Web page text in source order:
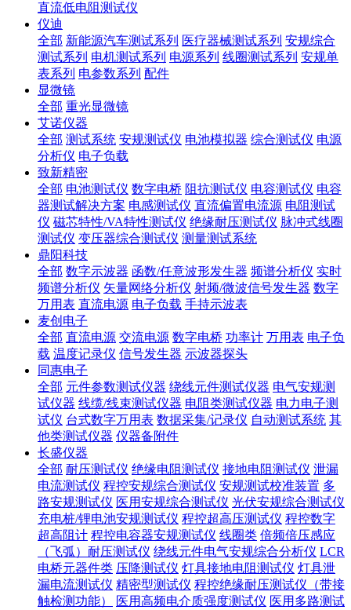
直流低电阻测试仪
仪迪
全部 新能源汽车测试系列 医疗器械测试系列 安规综合
测试系列 电机测试系列 电源系列 线圈测试系列 安规单
表系列 电参数系列 配件
显微镜
全部 重光显微镜
艾诺仪器
全部 测试系统 安规测试仪 电池模拟器 综合测试仪 电源
分析仪 电子负载
致新精密
全部 电池测试仪 数字电桥 阻抗测试仪 电容测试仪 电容
器测试解决方案 电感测试仪 直流偏置电流源 电阻测试
仪 磁芯特性/VA特性测试仪 绝缘耐压测试仪 脉冲式线圈
测试仪 变压器综合测试仪 测量测试系统
鼎阳科技
全部 数字示波器 函数/任意波形发生器 频谱分析仪 实时
频谱分析仪 矢量网络分析仪 射频/微波信号发生器 数字
万用表 直流电源 电子负载 手持示波表
麦创电子
全部 直流电源 交流电源 数字电桥 功率计 万用表 电子负
载 温度记录仪 信号发生器 示波器探头
同惠电子
全部 元件参数测试仪器 绕线元件测试仪器 电气安规测
试仪器 线缆/线束测试仪器 电阻类测试仪器 电力电子测
试仪 台式数字万用表 数据采集/记录仪 自动测试系统 其
他类测试仪器 仪器备附件
长盛仪器
全部 耐压测试仪 绝缘电阻测试仪 接地电阻测试仪 泄漏
电流测试仪 程控安规综合测试仪 安规测试校准装置 多
路安规测试仪 医用安规综合测试仪 光伏安规综合测试仪
充电桩/锂电池安规测试仪 程控超高压测试仪 程控数字
超高阻计 程控电容器安规测试仪 线圈类 倍频倍压感应
（飞弧）耐压测试仪 绕线元件电气安规综合分析仪 LCR
电桥元器件类 压降测试仪 灯具接地电阻测试仪 灯具泄
漏电流测试仪 精密型测试仪 程控绝缘耐压测试仪（带接
触检测功能）
医用高频电介质强度测试仪 医用多路测试